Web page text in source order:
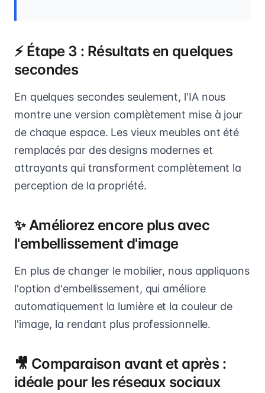
⚡ Étape 3 : Résultats en quelques
secondes
En quelques secondes seulement, l'IA nous
montre une version complètement mise à jour
de chaque espace. Les vieux meubles ont été
remplacés par des designs modernes et
attrayants qui transforment complètement la
perception de la propriété.
✨ Améliorez encore plus avec
l'embellissement d'image
En plus de changer le mobilier, nous appliquons
l'option d'embellissement, qui améliore
automatiquement la lumière et la couleur de
l'image, la rendant plus professionnelle.
🎥 Comparaison avant et après :
idéale pour les réseaux sociaux